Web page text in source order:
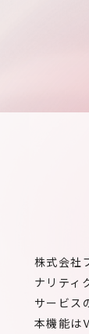
株式会社
ナリティ
サービス
本機能は